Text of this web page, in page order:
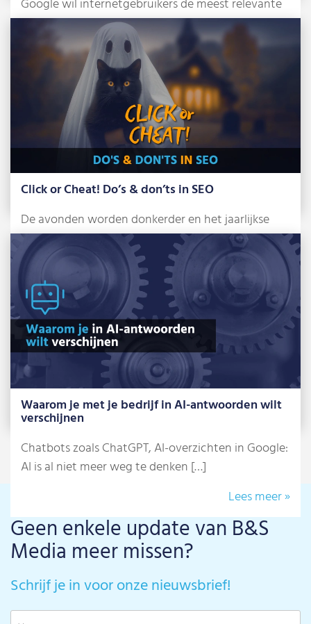
Google wil internetgebruikers de meest relevante
en betrouwbare zoekresultaten tonen. Om dat te
bereiken, […]
Lees meer »
Click or Cheat! Do’s & don’ts in SEO
De avonden worden donkerder en het jaarlijkse
griezelfeest staat alweer voor de deur: Halloween.
[…]
Lees meer »
Waarom je met je bedrijf in AI-antwoorden wilt
verschijnen
Chatbots zoals ChatGPT, AI-overzichten in Google:
AI is al niet meer weg te denken […]
Lees meer »
Geen enkele update van B&S
Media meer missen?
Schrijf je in voor onze nieuwsbrief!